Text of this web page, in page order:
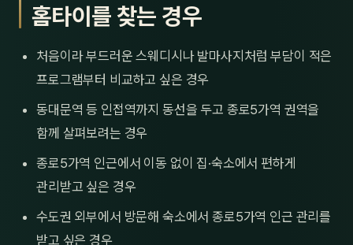
홈타이를 찾는 경우
처음이라 부드러운 스웨디시나 발마사지처럼 부담이 적은
프로그램부터 비교하고 싶은 경우
동대문역 등 인접역까지 동선을 두고 종로5가역 권역을
함께 살펴보려는 경우
종로5가역 인근에서 이동 없이 집·숙소에서 편하게
관리받고 싶은 경우
수도권 외부에서 방문해 숙소에서 종로5가역 인근 관리를
받고 싶은 경우